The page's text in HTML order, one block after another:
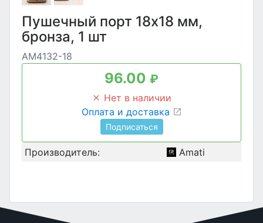
Пушечный порт 18х18 мм,
бронза, 1 шт
AM4132-18
96.00 ₽
Нет в наличии
Оплата и доставка
Подписаться
Производитель: Amati